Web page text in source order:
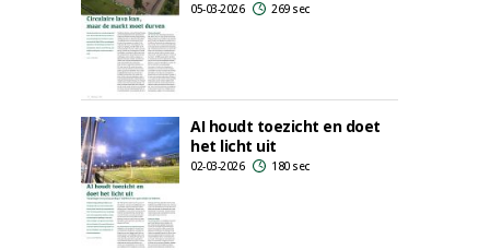
05-03-2026 269 sec
AI houdt toezicht en doet
het licht uit
02-03-2026 180 sec